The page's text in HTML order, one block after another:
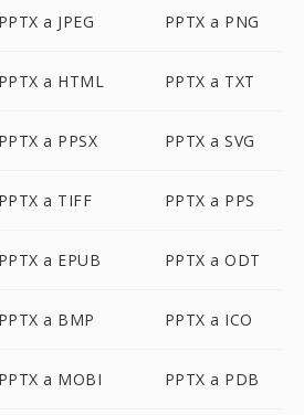
PPTX a JPEG PPTX a PNG
PPTX a HTML PPTX a TXT
PPTX a PPSX PPTX a SVG
PPTX a TIFF PPTX a PPS
PPTX a EPUB PPTX a ODT
PPTX a BMP PPTX a ICO
PPTX a MOBI PPTX a PDB